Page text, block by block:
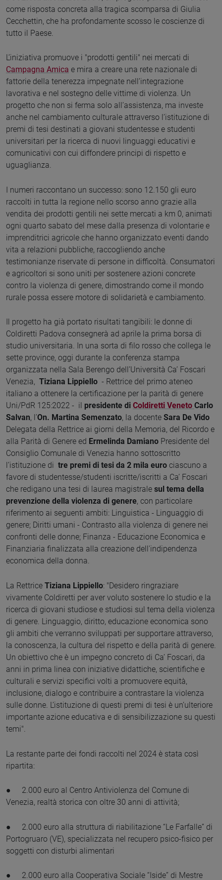
come risposta concreta alla tragica scomparsa di Giulia
Cecchettin, che ha profondamente scosso le coscienze di
tutto il Paese.
L’iniziativa promuove i "prodotti gentili" nei mercati di
Campagna Amica e mira a creare una rete nazionale di
fattorie della tenerezza impegnate nell’integrazione
lavorativa e nel sostegno delle vittime di violenza. Un
progetto che non si ferma solo all’assistenza, ma investe
anche nel cambiamento culturale attraverso l’istituzione di
premi di tesi destinati a giovani studentesse e studenti
universitari per la ricerca di nuovi linguaggi educativi e
comunicativi con cui diffondere principi di rispetto e
uguaglianza.
I numeri raccontano un successo: sono 12.150 gli euro
raccolti in tutta la regione nello scorso anno grazie alla
vendita dei prodotti gentili nei sette mercati a km 0, animati
ogni quarto sabato del mese dalla presenza di volontarie e
imprenditrici agricole che hanno organizzato eventi dando
vita a relazioni pubbliche, raccogliendo anche
testimonianze riservate di persone in difficoltà. Consumatori
e agricoltori si sono uniti per sostenere azioni concrete
contro la violenza di genere, dimostrando come il mondo
rurale possa essere motore di solidarietà e cambiamento.
Il progetto ha già portato risultati tangibili: le donne di
Coldiretti Padova consegnerà ad aprile la prima borsa di
studio universitaria. In una sorta di filo rosso che collega le
sette province, oggi durante la conferenza stampa
organizzata nella Sala Berengo dell’Università Ca’ Foscari
Venezia, Tiziana Lippiello - Rettrice del primo ateneo
italiano a ottenere la certificazione per la parità di genere
Uni/PdR 125:2022 - il presidente di Coldiretti Veneto Carlo
Salvan, l’On. Martina Semenzato, la docente Sara De Vido
Delegata della Rettrice ai giorni della Memoria, del Ricordo e
alla Parità di Genere ed Ermelinda Damiano Presidente del
Consiglio Comunale di Venezia hanno sottoscritto
l’istituzione di tre premi di tesi da 2 mila euro ciascuno a
favore di studentesse/studenti iscritte/iscritti a Ca’ Foscari
che redigano una tesi di laurea magistrale sul tema della
prevenzione della violenza di genere, con particolare
riferimento ai seguenti ambiti: Linguistica - Linguaggio di
genere; Diritti umani - Contrasto alla violenza di genere nei
confronti delle donne; Finanza - Educazione Economica e
Finanziaria finalizzata alla creazione dell'indipendenza
economica della donna.
La Rettrice Tiziana Lippiello: "Desidero ringraziare
vivamente Coldiretti per aver voluto sostenere lo studio e la
ricerca di giovani studiose e studiosi sul tema della violenza
di genere. Linguaggio, diritto, educazione economica sono
gli ambiti che verranno sviluppati per supportare attraverso,
la conoscenza, la cultura del rispetto e della parità di genere.
Un obiettivo che è un impegno concreto di Ca’ Foscari, da
anni in prima linea con iniziative didattiche, scientifiche e
culturali e servizi specifici volti a promuovere equità,
inclusione, dialogo e contribuire a contrastare la violenza
sulle donne. L’istituzione di questi premi di tesi è un’ulteriore
importante azione educativa e di sensibilizzazione su questi
temi".
La restante parte dei fondi raccolti nel 2024 è stata così
ripartita:
●
2.000 euro al Centro Antiviolenza del Comune di
Venezia, realtà storica con oltre 30 anni di attività;
●
2.000 euro alla struttura di riabilitazione “Le Farfalle” di
Portogruaro (VE), specializzata nel recupero psico-fisico per
soggetti con disturbi alimentari
●
2.000 euro alla Cooperativa Sociale “Iside” di Mestre